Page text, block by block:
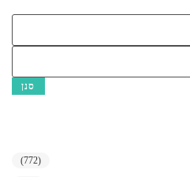
סנן
(772)